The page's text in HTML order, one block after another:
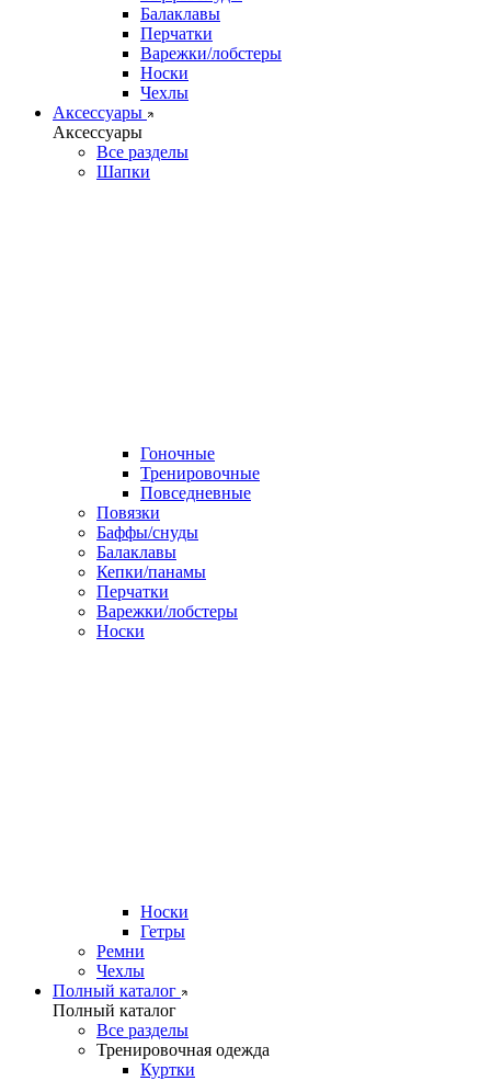
Балаклавы
Перчатки
Варежки/лобстеры
Носки
Чехлы
Аксессуары
Аксессуары
Все разделы
Шапки
Гоночные
Тренировочные
Повседневные
Повязки
Баффы/снуды
Балаклавы
Кепки/панамы
Перчатки
Варежки/лобстеры
Носки
Носки
Гетры
Ремни
Чехлы
Полный каталог
Полный каталог
Все разделы
Тренировочная одежда
Куртки